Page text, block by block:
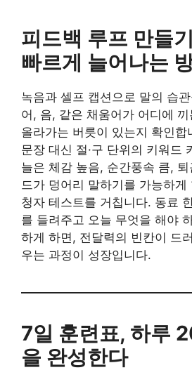
피드백 루프 만들
빠르게 늘어나는
녹음과 셀프 캡션으로 말의 습
어, 음, 같은 채움어가 어디에
올라가는 버릇이 있는지 확인합
문장 대신 절·구 단위의 키워드
늘은 체감 높음, 순간풍속 큼,
드가 덩어리 말하기를 가능하게
청자 테스트를 거칩니다. 동료
를 들려주고 오늘 무엇을 해야
하게 하면, 전달력의 빈칸이 드
우는 과정이 성장입니다.
7일 훈련표, 하루
을 완성한다